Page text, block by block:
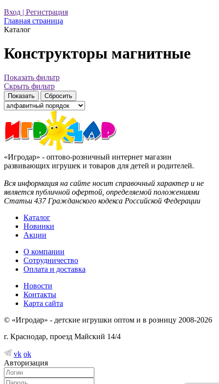
Вход | Регистрация
Главная страница
Каталог
Конструкторы магнитные
Показать фильтр
Скрыть фильтр
«Игродар» - оптово-розничный интернет магазин
развивающих игрушек и товаров для детей и родителей.
Вся информация на сайте носит справочный характер и не
является публичной офертой, определяемой положениями
Статьи 437 Гражданского кодекса Российской Федерации
Каталог
Новинки
Акции
О компании
Сотрудничество
Оплата и доставка
Новости
Контакты
Карта сайта
© «Игродар» - детские игрушки оптом и в розницу 2008-2026
г. Краснодар, проезд Майский 14/4
vk ok
Авторизация